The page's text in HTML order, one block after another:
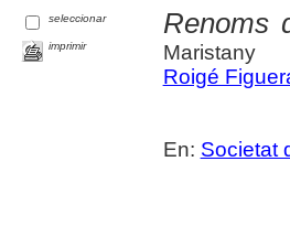
seleccionar
imprimir
Renoms
Maristany
Roigé
En: Societat